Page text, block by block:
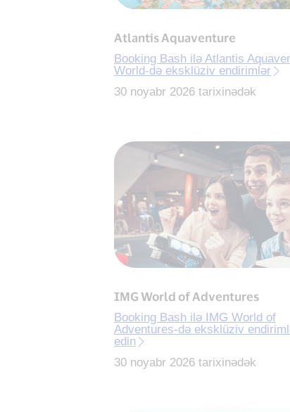
Atlantis Aquaventure
Booking Bash ilə Atlantis
World-də eksklüziv endirimlər
30 noyabr 2026 tarixinədək
IMG World of Adventures
Booking Bash ilə IMG World of
Adventures-də eksklüziv
edin
30 noyabr 2026 tarixinədək